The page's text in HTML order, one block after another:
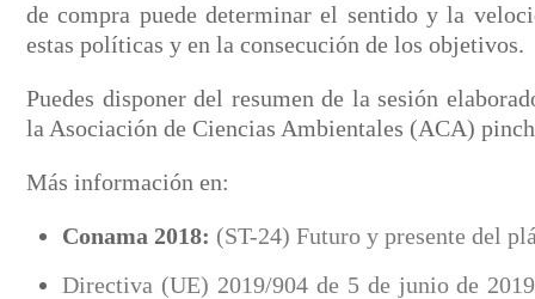
de compra puede determinar el sentido y la
estas políticas y en la consecución de los objetivos.
Puedes disponer del resumen de la sesión
la Asociación de Ciencias Ambientales (ACA)
Más información en:
Conama 2018: (ST-24) Futuro y presente del
Directiva (UE) 2019/904 de 5 de junio de 2019